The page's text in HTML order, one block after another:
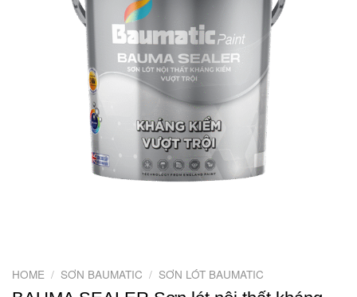
HOME / SƠN BAUMATIC / SƠN LÓT BAUMATIC